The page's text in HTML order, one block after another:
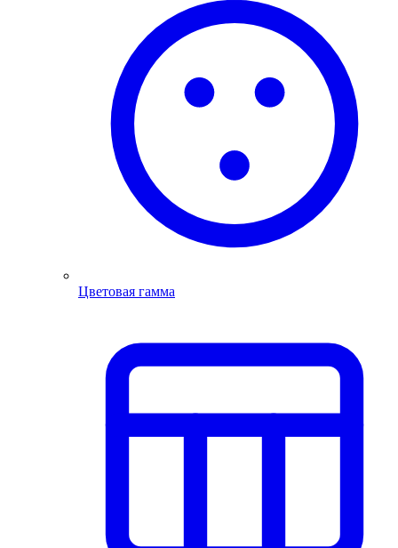
Цветовая гамма